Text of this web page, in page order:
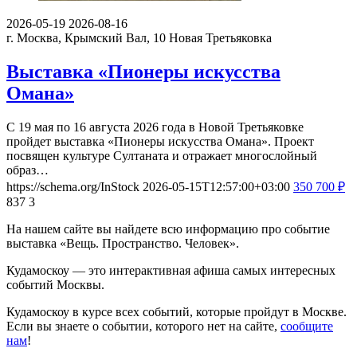
2026-05-19 2026-08-16
г. Москва, Крымский Вал, 10 Новая Третьяковка
Выставка «Пионеры искусства
Омана»
С 19 мая по 16 августа 2026 года в Новой Третьяковке
пройдет выставка «Пионеры искусства Омана». Проект
посвящен культуре Султаната и отражает многослойный
образ…
https://schema.org/InStock 2026-05-15T12:57:00+03:00 350 700 ₽
837 3
На нашем сайте вы найдете всю информацию про событие
выставка «Вещь. Пространство. Человек».
Кудамоскоу — это интерактивная афиша самых интересных
событий Москвы.
Кудамоскоу в курсе всех событий, которые пройдут в Москве.
Если вы знаете о событии, которого нет на сайте, сообщите
нам!